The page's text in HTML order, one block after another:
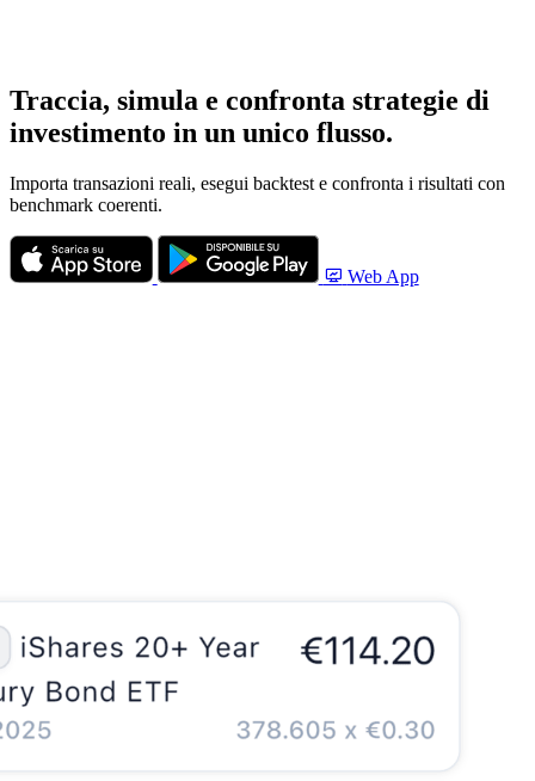
Traccia, simula e confronta strategie di
investimento in un unico flusso.
Importa transazioni reali, esegui backtest e confronta i risultati con
benchmark coerenti.
Web App